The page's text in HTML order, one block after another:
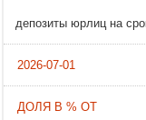
депозиты юрлиц на